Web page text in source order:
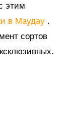
этим
в Маудау .
сортов